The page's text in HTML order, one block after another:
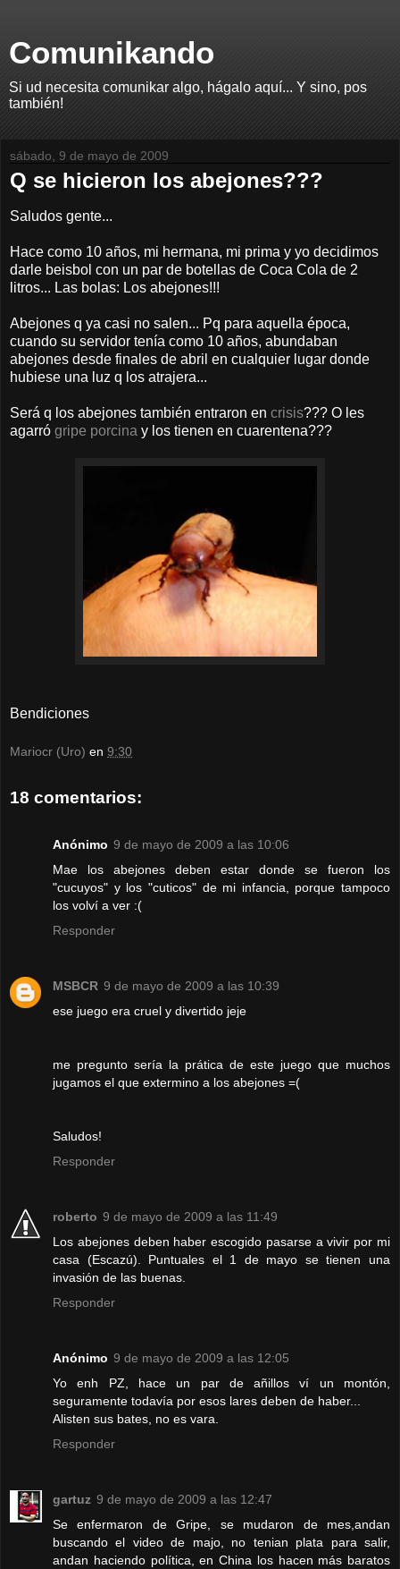
Comunikando
Si ud necesita comunikar algo, hágalo aquí... Y sino, pos
también!
sábado, 9 de mayo de 2009
Q se hicieron los abejones???
Saludos gente...
Hace como 10 años, mi hermana, mi prima y yo decidimos
darle beisbol con un par de botellas de Coca Cola de 2
litros... Las bolas: Los abejones!!!
Abejones q ya casi no salen... Pq para aquella época,
cuando su servidor tenía como 10 años, abundaban
abejones desde finales de abril en cualquier lugar donde
hubiese una luz q los atrajera...
Será q los abejones también entraron en crisis??? O les
agarró gripe porcina y los tienen en cuarentena???
Bendiciones
Mariocr (Uro) en 9:30
18 comentarios:
Anónimo 9 de mayo de 2009 a las 10:06
Mae los abejones deben estar donde se fueron los
"cucuyos" y los "cuticos" de mi infancia, porque tampoco
los volví a ver :(
Responder
MSBCR 9 de mayo de 2009 a las 10:39
ese juego era cruel y divertido jeje
me pregunto sería la prática de este juego que muchos
jugamos el que extermino a los abejones =(
Saludos!
Responder
roberto 9 de mayo de 2009 a las 11:49
Los abejones deben haber escogido pasarse a vivir por mi
casa (Escazú). Puntuales el 1 de mayo se tienen una
invasión de las buenas.
Responder
Anónimo 9 de mayo de 2009 a las 12:05
Yo enh PZ, hace un par de añillos ví un montón,
seguramente todavía por esos lares deben de haber...
Alisten sus bates, no es vara.
Responder
gartuz 9 de mayo de 2009 a las 12:47
Se enfermaron de Gripe, se mudaron de mes,andan
buscando el video de majo, no tenian plata para salir,
andan haciendo política, en China los hacen más baratos